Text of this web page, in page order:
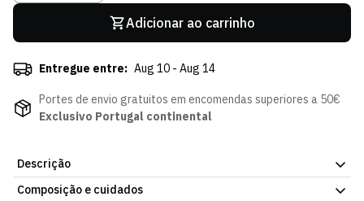
Adicionar ao carrinho
Entregue entre: Aug 10 - Aug 14
Portes de envio gratuitos em encomendas superiores a 50€
Exclusivo Portugal continental
Descrição
Leva o espírito do jogo para os teus treinos com os
Composição e cuidados